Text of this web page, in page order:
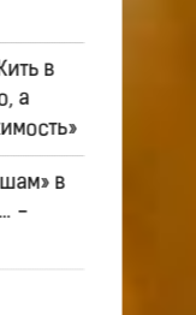
в
а
в
-